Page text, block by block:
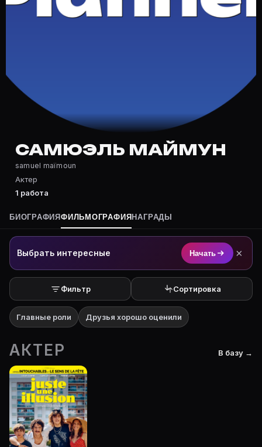
Частые вопросы о Самюэль
Полный список — на Movie Planner: https://movie-
Кто такой(ая) Самюэль Маймун?
Самюэль Маймун — Актер. Биография и роли на
Где открыть фильмографию Самюэль Маймун?
На Movie Planner: https://movie-planner.ru/s/
САМЮЭЛЬ МАЙМУН
samuel maïmoun
Актер
1 работа
БИОГРАФИЯФИЛЬМОГРАФИЯ НАГРАДЫ
Выбрать интересные Начать ×
Фильтр Сортировка
Главные роли Друзья хорошо оценили
АКТЕР В базу →